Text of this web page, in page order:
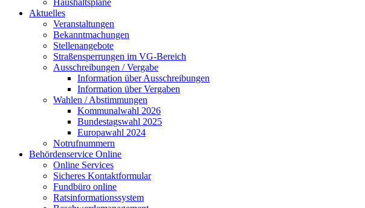
Haushaltspläne
Aktuelles
Veranstaltungen
Bekanntmachungen
Stellenangebote
Straßensperrungen im VG-Bereich
Ausschreibungen / Vergabe
Information über Ausschreibungen
Information über Vergaben
Wahlen / Abstimmungen
Kommunalwahl 2026
Bundestagswahl 2025
Europawahl 2024
Notrufnummern
Behördenservice Online
Online Services
Sicheres Kontaktformular
Fundbüro online
Ratsinformationssystem